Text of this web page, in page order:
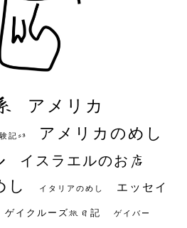
アメリカ
記S3 アメリカのめし
イスラエルのお店
し イタリアのめし エッセイ
ゲイクルーズ旅日記 ゲイバー